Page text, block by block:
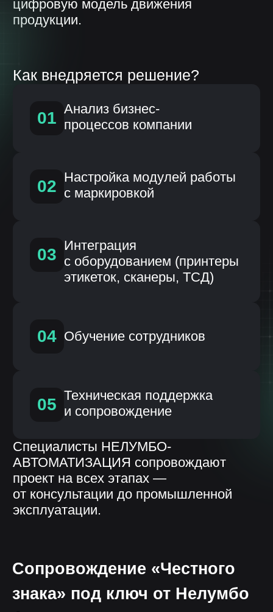
Сопровождение «Честного
знака» под ключ от Нелумбо